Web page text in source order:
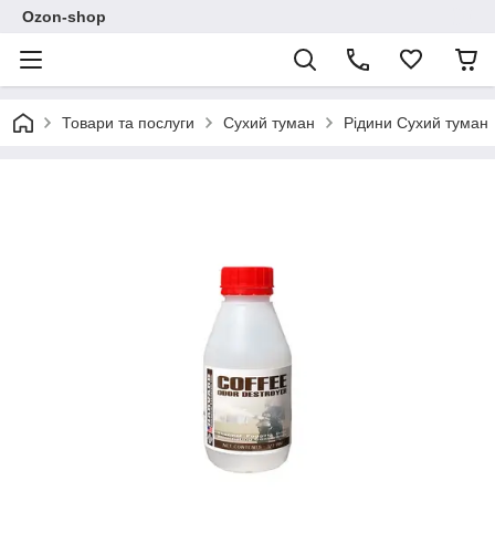
Ozon-shop
Товари та послуги Сухий туман Рідини Сухий туман